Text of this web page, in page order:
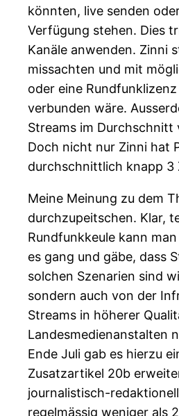
könnten, live senden
Verfügung stehen. Dies
Kanäle anwenden. Zinni
missachten und mit
oder eine
verbunden wäre.
Streams im Durchschnitt
Doch nicht nur Zinni hat
durchschnittlich knapp 3
Meine Meinung zu dem
durchzupeitschen. Klar,
Rundfunkkeule kann
es gang und gäbe, dass
solchen Szenarien sind
sondern auch von der
Streams in höherer
Landesmedienanstalten
Ende Juli gab es hierzu
Zusatzartikel 20b
journalistisch-
regelmässig weniger als